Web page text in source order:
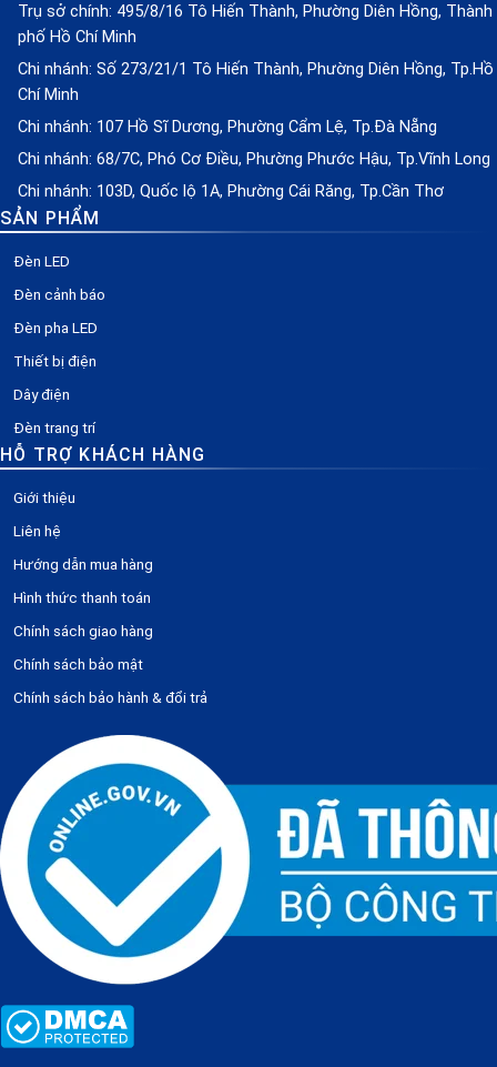
Trụ sở chính: 495/8/16 Tô Hiến Thành, Phường Diên Hồng, Thành
phố Hồ Chí Minh
Chi nhánh: Số 273/21/1 Tô Hiến Thành, Phường Diên Hồng, Tp.Hồ
Chí Minh
Chi nhánh: 107 Hồ Sĩ Dương, Phường Cẩm Lệ, Tp.Đà Nẵng
Chi nhánh: 68/7C, Phó Cơ Điều, Phường Phước Hậu, Tp.Vĩnh Long
Chi nhánh: 103D, Quốc lộ 1A, Phường Cái Răng, Tp.Cần Thơ
SẢN PHẨM
Đèn LED
Đèn cảnh báo
Đèn pha LED
Thiết bị điện
Dây điện
Đèn trang trí
HỖ TRỢ KHÁCH HÀNG
Giới thiệu
Liên hệ
Hướng dẫn mua hàng
Hình thức thanh toán
Chính sách giao hàng
Chính sách bảo mật
Chính sách bảo hành & đổi trả